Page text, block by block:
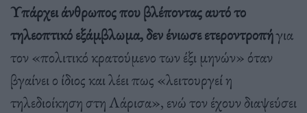
Υπάρχει άνθρωπος που βλέποντας αυτό το
τηλεοπτικό εξάμβλωμα, δεν ένιωσε ετεροντροπήγια
τον «πολιτικό κρατούμενο των έξι μηνών» όταν
βγαίνει ο ίδιος και λέει πως «λειτουργεί η
τηλεδιοίκηση στη Λάρισα», ενώ τον έχουν διαψεύσει